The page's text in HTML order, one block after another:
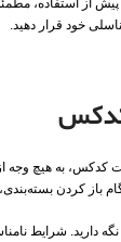
پیش از استفاده،
خود قرار دهید.
کدکس
کدکس، به هیچ وجه
باز کردن
دارید. شرایط